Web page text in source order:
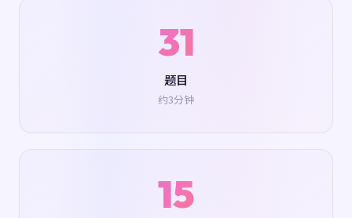
31
题目
约3分钟
15